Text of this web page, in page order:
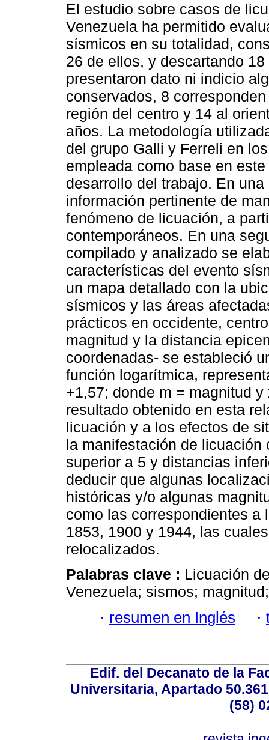
El estudio sobre casos de
Venezuela ha permitido
sísmicos en su totalidad,
26 de ellos, y descartando 18
presentaron dato ni indicio
conservados, 8
región del centro y 14 al
años. La metodología
del grupo Galli y Ferreli en
empleada como base en
desarrollo del trabajo. En
información pertinente de
fenómeno de licuación, a
contemporáneos. En una
compilado y analizado se
características del evento
un mapa detallado con la
sísmicos y las áreas
prácticos en occidente,
magnitud y la distancia
coordenadas- se estableció
función logarítmica,
+1,57; donde m = magnitud
resultado obtenido en esta
licuación y a los efectos de
la manifestación de licuación
superior a 5 y distancias
deducir que algunas
históricas y/o algunas
como las correspondientes a
1853, 1900 y 1944, las
relocalizados.
Palabras clave : Licuación
Venezuela; sismos;
· resumen en Inglés ·
Edif. del Decanato de la
Universitaria, Apartado
(58)